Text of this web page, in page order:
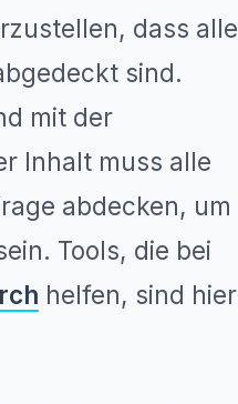
dass alle
sind.
mit der
Inhalt muss alle
abdecken, um
Tools, die bei
helfen, sind hier